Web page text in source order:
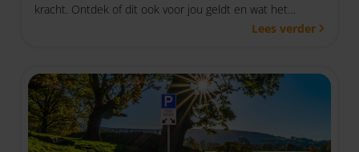
kracht. Ontdek of dit ook voor jou geldt en wat het
Lees verder